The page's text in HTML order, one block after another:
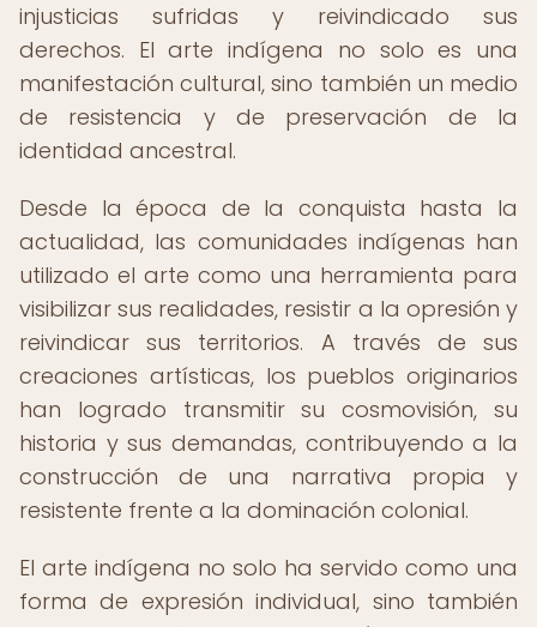
injusticias sufridas y reivindicado sus
derechos. El arte indígena no solo es una
manifestación cultural, sino también un medio
de resistencia y de preservación de la
identidad ancestral.
Desde la época de la conquista hasta la
actualidad, las comunidades indígenas han
utilizado el arte como una herramienta para
visibilizar sus realidades, resistir a la opresión y
reivindicar sus territorios. A través de sus
creaciones artísticas, los pueblos originarios
han logrado transmitir su cosmovisión, su
historia y sus demandas, contribuyendo a la
construcción de una narrativa propia y
resistente frente a la dominación colonial.
El arte indígena no solo ha servido como una
forma de expresión individual, sino también